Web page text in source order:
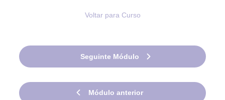
Módulo anterior
Voltar para Curso
Seguinte Módulo